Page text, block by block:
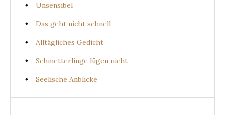
Unsensibel
Das geht nicht schnell
Alltägliches Gedicht
Schmetterlinge lügen nicht
Seelische Anblicke